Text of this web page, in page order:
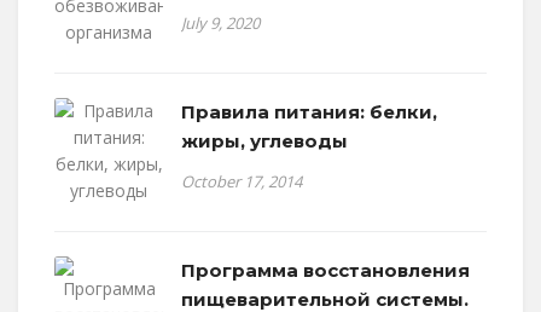
July 9, 2020
Правила питания: белки,
жиры, углеводы
October 17, 2014
Программа восстановления
пищеварительной системы.